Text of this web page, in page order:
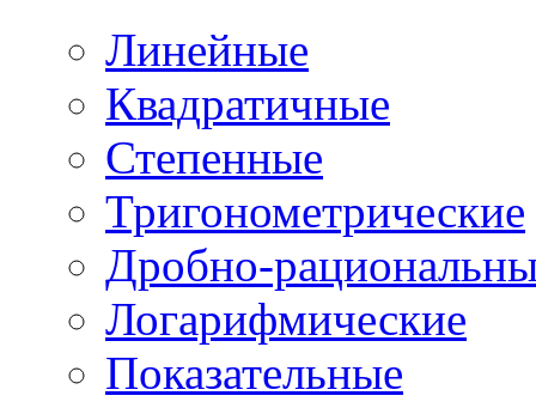
Линейные
Квадратичные
Степенные
Тригонометрические
Дробно-
Логарифмические
Показательные